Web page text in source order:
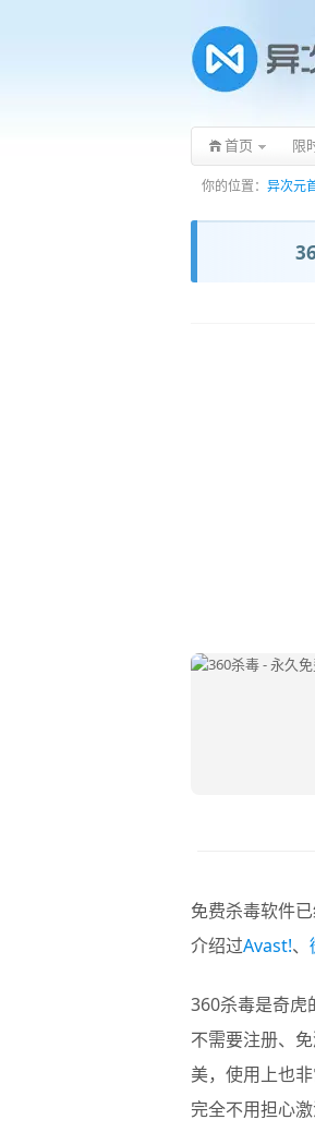
首页 限
你的位置： 异次元
免费杀毒软件
介绍过Avast!、
360杀毒是奇虎
不需要注册、
美，使用上也
完全不用担心